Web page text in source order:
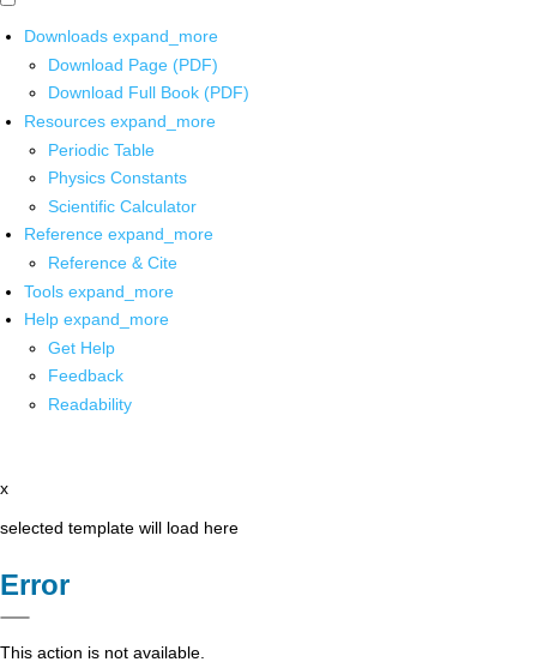
Downloads expand_more
Download Page (PDF)
Download Full Book (PDF)
Resources expand_more
Periodic Table
Physics Constants
Scientific Calculator
Reference expand_more
Reference & Cite
Tools expand_more
Help expand_more
Get Help
Feedback
Readability
x
selected template will load here
Error
This action is not available.